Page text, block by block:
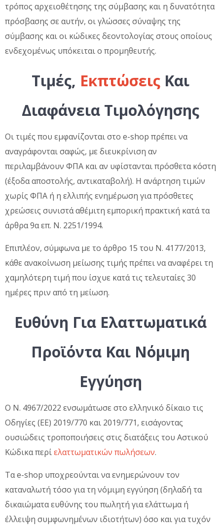
τρόπος αρχειοθέτησης της σύμβασης και η δυνατότητα
πρόσβασης σε αυτήν, οι γλώσσες σύναψης της
σύμβασης και οι κώδικες δεοντολογίας στους οποίους
ενδεχομένως υπόκειται ο προμηθευτής.
Τιμές, Εκπτώσεις Και
Διαφάνεια Τιμολόγησης
Οι τιμές που εμφανίζονται στο e-shop πρέπει να
αναγράφονται σαφώς, με διευκρίνιση αν
περιλαμβάνουν ΦΠΑ και αν υφίστανται πρόσθετα κόστη
(έξοδα αποστολής, αντικαταβολή). Η ανάρτηση τιμών
χωρίς ΦΠΑ ή η ελλιπής ενημέρωση για πρόσθετες
χρεώσεις συνιστά αθέμιτη εμπορική πρακτική κατά τα
άρθρα 9α επ. Ν. 2251/1994.
Επιπλέον, σύμφωνα με το άρθρο 15 του Ν. 4177/2013,
κάθε ανακοίνωση μείωσης τιμής πρέπει να αναφέρει τη
χαμηλότερη τιμή που ίσχυε κατά τις τελευταίες 30
ημέρες πριν από τη μείωση.
Ευθύνη Για Ελαττωματικά
Προϊόντα Και Νόμιμη
Εγγύηση
Ο Ν. 4967/2022 ενσωμάτωσε στο ελληνικό δίκαιο τις
Οδηγίες (ΕΕ) 2019/770 και 2019/771, εισάγοντας
ουσιώδεις τροποποιήσεις στις διατάξεις του Αστικού
Κώδικα περίελαττωματικών πωλήσεων.
Τα e-shop υποχρεούνται να ενημερώνουν τον
καταναλωτή τόσο για τη νόμιμη εγγύηση (δηλαδή τα
δικαιώματα ευθύνης του πωλητή για ελάττωμα ή
έλλειψη συμφωνημένων ιδιοτήτων) όσο και για τυχόν